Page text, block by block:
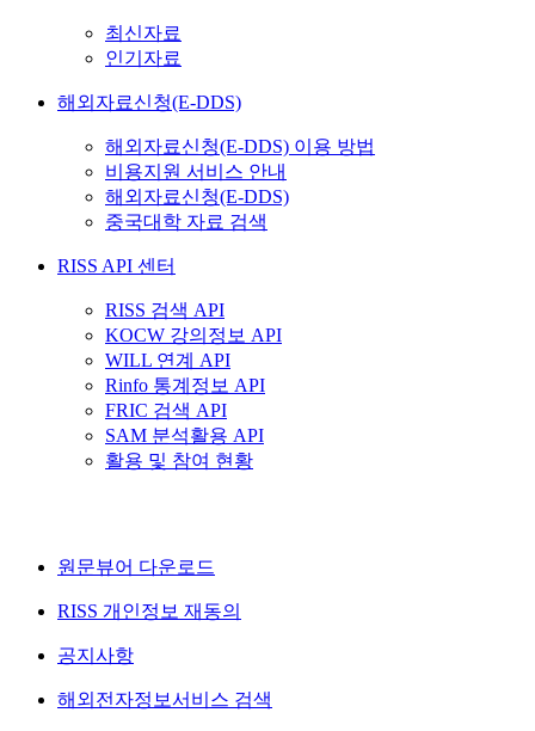
최신자료
인기자료
해외자료신청(E-DDS)
해외자료신청(E-DDS) 이용 방법
비용지원 서비스 안내
해외자료신청(E-DDS)
중국대학 자료 검색
RISS API 센터
RISS 검색 API
KOCW 강의정보 API
WILL 연계 API
Rinfo 통계정보 API
FRIC 검색 API
SAM 분석활용 API
활용 및 참여 현황
원문뷰어 다운로드
RISS 개인정보 재동의
공지사항
해외전자정보서비스 검색